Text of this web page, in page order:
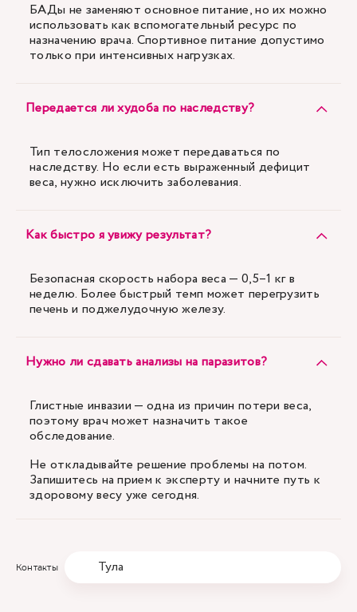
БАДы не заменяют основное питание, но их можно
использовать как вспомогательный ресурс по
назначению врача. Спортивное питание допустимо
только при интенсивных нагрузках.
Передается ли худоба по наследству?
Тип телосложения может передаваться по
наследству. Но если есть выраженный дефицит
веса, нужно исключить заболевания.
Как быстро я увижу результат?
Безопасная скорость набора веса — 0,5–1 кг в
неделю. Более быстрый темп может перегрузить
печень и поджелудочную железу.
Нужно ли сдавать анализы на паразитов?
Глистные инвазии — одна из причин потери веса,
поэтому врач может назначить такое
обследование.
Не откладывайте решение проблемы на потом.
Запишитесь на прием к эксперту и начните путь к
здоровому весу уже сегодня.
Контакты Тула